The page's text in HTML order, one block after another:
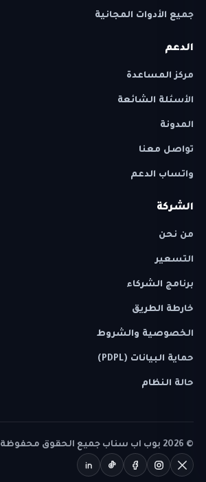
جميع الأدوات المجانية
الدعم
مركز المساعدة
الأسئلة الشائعة
المدونة
تواصل معنا
واتساب الدعم
الشركة
من نحن
التسعير
برنامج الشركاء
خارطة الطريق
الخصوصية والشروط
حماية البيانات (PDPL)
حالة النظام
©
2026 بوب اب سناب جميع الحقوق محفوظة